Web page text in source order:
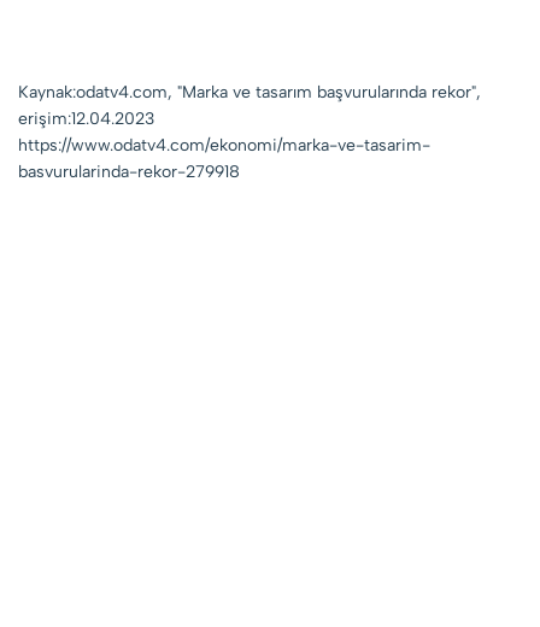
Kaynak:odatv4.com, "Marka ve tasarım başvurularında rekor",
erişim:12.04.2023
https://www.odatv4.com/ekonomi/marka-ve-tasarim-
basvurularinda-rekor-279918